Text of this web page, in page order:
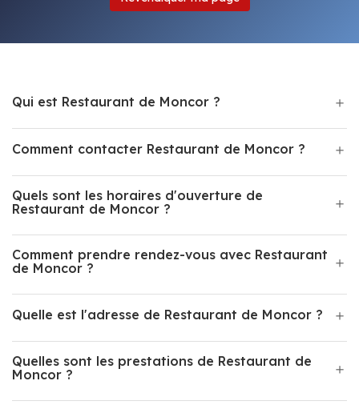
Qui est Restaurant de Moncor ?
Comment contacter Restaurant de Moncor ?
Quels sont les horaires d'ouverture de
Restaurant de Moncor ?
Comment prendre rendez-vous avec Restaurant
de Moncor ?
Quelle est l'adresse de Restaurant de Moncor ?
Quelles sont les prestations de Restaurant de
Moncor ?